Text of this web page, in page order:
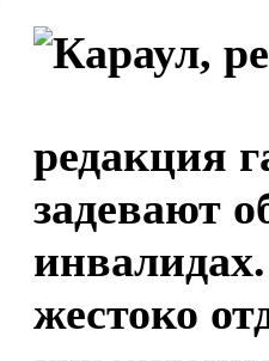
редакция
задевают
жестоко